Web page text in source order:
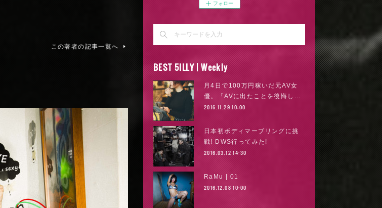
この著者の記事一覧へ
フォロー
BEST 5ILLY | Weekly
月4日で100万円稼いだ元AV女
優。「AVに出たことを後悔し…
2016.11.29 10:00
日本初ボディマーブリングに挑
戦! DWS行ってみた!
2016.03.12 14:30
RaMu | 01
2016.12.08 10:00